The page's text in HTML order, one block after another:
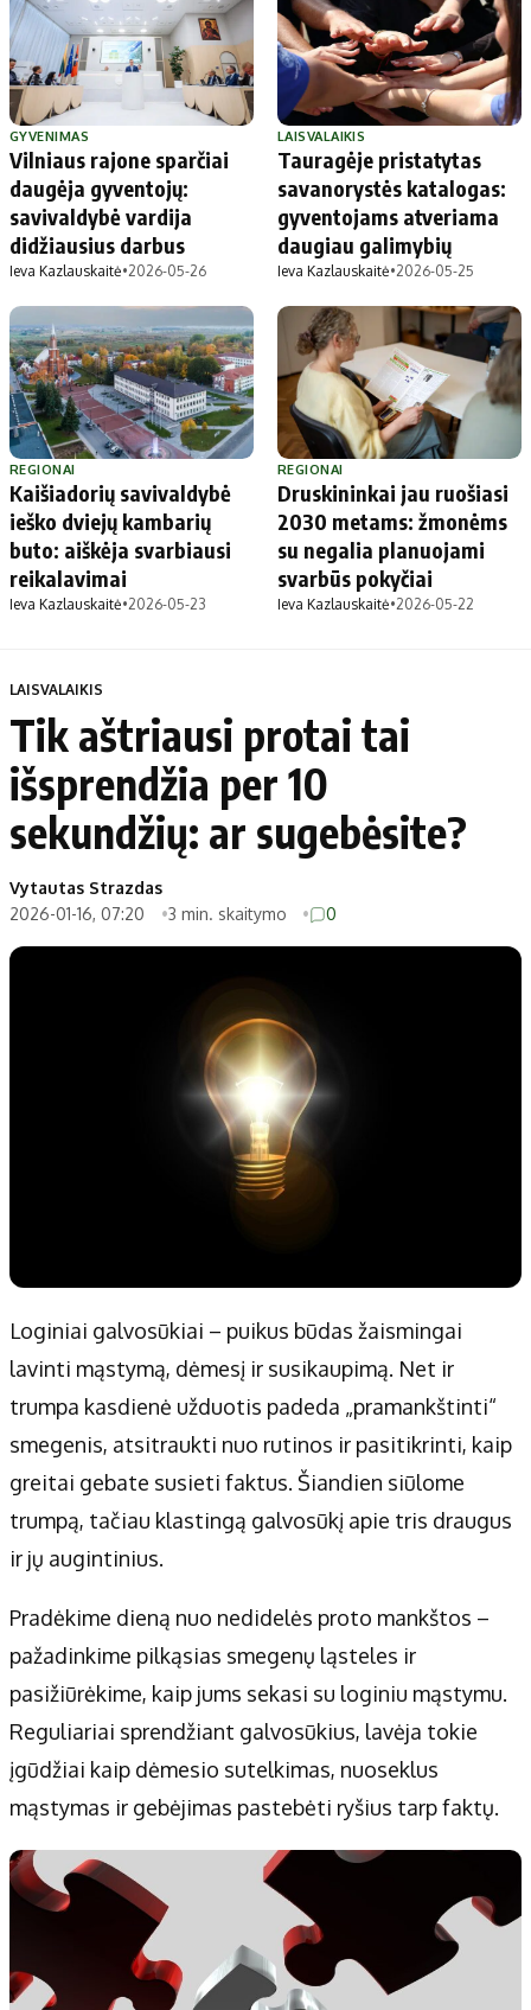
GYVENIMAS
Vilniaus rajone sparčiai
daugėja gyventojų:
savivaldybė vardija
didžiausius darbus
Ieva Kazlauskaitė•2026-05-26
LAISVALAIKIS
Tauragėje pristatytas
savanorystės katalogas:
gyventojams atveriama
daugiau galimybių
Ieva Kazlauskaitė•2026-05-25
REGIONAI
Kaišiadorių savivaldybė
ieško dviejų kambarių
buto: aiškėja svarbiausi
reikalavimai
Ieva Kazlauskaitė•2026-05-23
REGIONAI
Druskininkai jau ruošiasi
2030 metams: žmonėms
su negalia planuojami
svarbūs pokyčiai
Ieva Kazlauskaitė•2026-05-22
LAISVALAIKIS
Tik aštriausi protai tai
išsprendžia per 10
sekundžių: ar sugebėsite?
Vytautas Strazdas
2026-01-16, 07:20
3 min. skaitymo 0
Loginiai galvosūkiai – puikus būdas žaismingai
lavinti mąstymą, dėmesį ir susikaupimą. Net ir
trumpa kasdienė užduotis padeda „pramankštinti“
smegenis, atsitraukti nuo rutinos ir pasitikrinti, kaip
greitai gebate susieti faktus. Šiandien siūlome
trumpą, tačiau klastingą galvosūkį apie tris draugus
ir jų augintinius.
Pradėkime dieną nuo nedidelės proto mankštos –
pažadinkime pilkąsias smegenų ląsteles ir
pasižiūrėkime, kaip jums sekasi su loginiu mąstymu.
Reguliariai sprendžiant galvosūkius, lavėja tokie
įgūdžiai kaip dėmesio sutelkimas, nuoseklus
mąstymas ir gebėjimas pastebėti ryšius tarp faktų.